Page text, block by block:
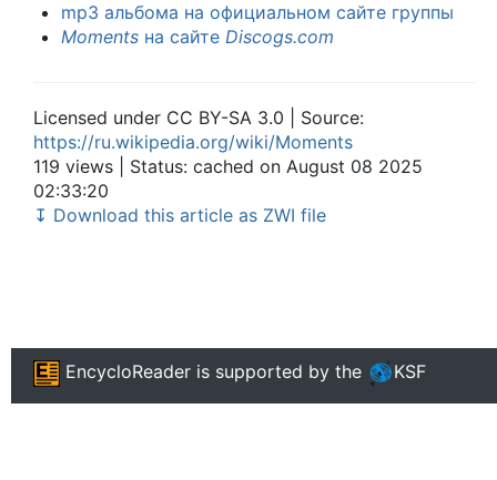
mp3 альбома на официальном сайте группы
Moments на сайте Discogs.com
Licensed under CC BY-SA 3.0 | Source:
https://ru.wikipedia.org/wiki/Moments
119 views | Status: cached on August 08 2025
02:33:20
↧ Download this article as ZWI file
EncycloReader is supported by the KSF